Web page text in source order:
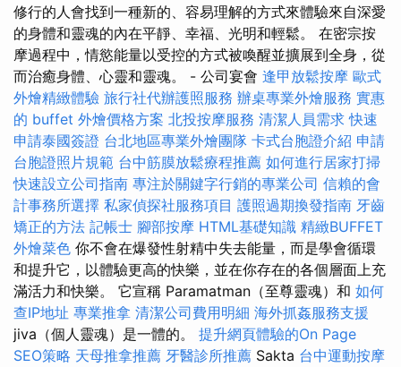
修行的人會找到一種新的、容易理解的方式來體驗來自深愛
的身體和靈魂的內在平靜、幸福、光明和輕鬆。 在密宗按
摩過程中，情慾能量以受控的方式被喚醒並擴展到全身，從
而治癒身體、心靈和靈魂。 - 公司宴會 逢甲放鬆按摩 歐式
外燴精緻體驗 旅行社代辦護照服務 辦桌專業外燴服務 實惠
的 buffet 外燴價格方案 北投按摩服務 清潔人員需求 快速
申請泰國簽證 台北地區專業外燴團隊 卡式台胞證介紹 申請
台胞證照片規範 台中筋膜放鬆療程推薦 如何進行居家打掃
快速設立公司指南 專注於關鍵字行銷的專業公司 信賴的會
計事務所選擇 私家偵探社服務項目 護照過期換發指南 牙齒
矯正的方法 記帳士 腳部按摩 HTML基礎知識 精緻BUFFET
外燴菜色 你不會在爆發性射精中失去能量，而是學會循環
和提升它，以體驗更高的快樂，並在你存在的各個層面上充
滿活力和快樂。 它宣稱 Paramatman（至尊靈魂）和 如何
查IP地址 專業推拿 清潔公司費用明細 海外抓姦服務支援
jiva（個人靈魂）是一體的。 提升網頁體驗的On Page
SEO策略 天母推拿推薦 牙醫診所推薦 Sakta 台中運動按摩